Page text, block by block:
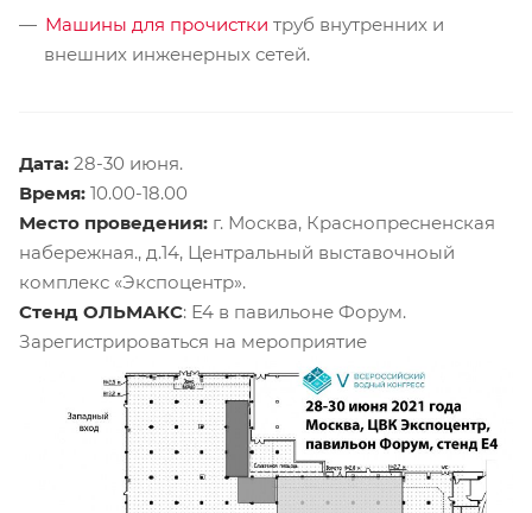
Машины для прочистки труб внутренних и
внешних инженерных сетей.
Дата: 28-30 июня.
Время: 10.00-18.00
Место проведения: г. Москва, Краснопресненская
набережная., д.14, Центральный выставочноый
комплекс «Экспоцентр».
Стенд ОЛЬМАКС: Е4 в павильоне Форум.
Зарегистрироваться на мероприятие